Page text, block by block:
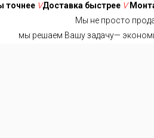
точнее VДоставка быстрее V
Мы не просто
мы решаем Вашу задачу—